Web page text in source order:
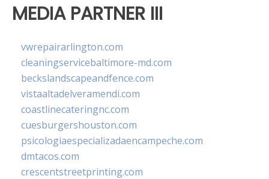
MEDIA PARTNER III
vwrepairarlington.com
cleaningservicebaltimore-md.com
beckslandscapeandfence.com
vistaaltadelveramendi.com
coastlinecateringnc.com
cuesburgershouston.com
psicologiaespecializadaencampeche.com
dmtacos.com
crescentstreetprinting.com